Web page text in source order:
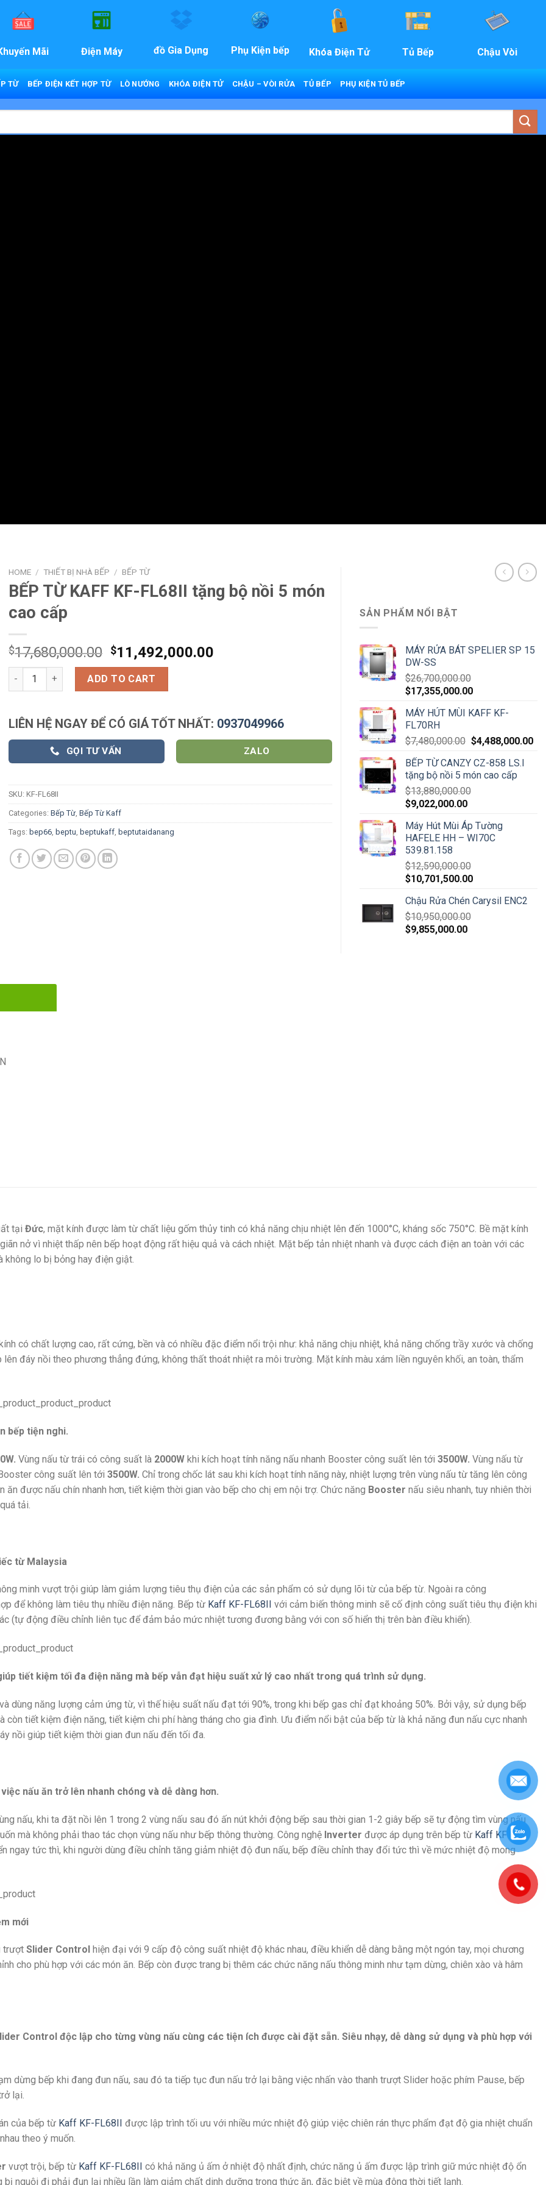
Mãi Điện Máy đồ Gia Dụng Phụ Kiện bếp Khóa Điện Tử Tủ Bếp Chậu Vòi
TỪ BẾP ĐIỆN KẾT HỢP TỪ LÒ NƯỚNG KHÓA ĐIỆN TỬ CHẬU – VÒI RỬA TỦ BẾP PHỤ KIỆN TỦ BẾP
HOME / THIẾT BỊ NHÀ BẾP / BẾP TỪ
BẾP TỪ KAFF KF-FL68II tặng bộ nồi 5 món
cao cấp
$17,680,000.00 $11,492,000.00
BẾP TỪ KAFF KF-FL68II tặng bộ nồi 5 món cao cấp quantity
ADD TO CART
LIÊN HỆ NGAY ĐỂ CÓ GIÁ TỐT NHẤT: 0937049966
GỌI TƯ VẤN ZALO
SKU: KF-FL68II
Categories: Bếp Từ Bếp Từ Kaff
Tags: bep66 beptu beptukaff beptutaidanang
SẢN PHẨM NỔI BẬT
MÁY RỬA BÁT SPELIER SP 15
DW-SS
$26,700,000.00
$17,355,000.00
MÁY HÚT MÙI KAFF KF-
FL70RH
$7,480,000.00 $4,488,000.00
BẾP TỪ CANZY CZ-858 LS.I
tặng bộ nồi 5 món cao cấp
$13,880,000.00
$9,022,000.00
Máy Hút Mùi Áp Tường
HAFELE HH – WI70C
539.81.158
$12,590,000.00
$10,701,500.00
Chậu Rửa Chén Carysil ENC2
$10,950,000.00
$9,855,000.00
tại Đức, mặt kính được làm từ chất liệu gốm thủy tinh có khả năng chịu nhiệt lên đến 1000°C, kháng sốc 750°C. Bề mặt kính
nở vì nhiệt thấp nên bếp hoạt động rất hiệu quả và cách nhiệt. Mặt bếp tản nhiệt nhanh và được cách điện an toàn với các
không lo bị bỏng hay điện giật.
có chất lượng cao, rất cứng, bền và có nhiều đặc điểm nổi trội như: khả năng chịu nhiệt, khả năng chống trầy xước và chống
đáy nồi theo phương thẳng đứng, không thất thoát nhiệt ra môi trường. Mặt kính màu xám liền nguyên khối, an toàn, thẩm
bếp tiện nghi.
Vùng nấu từ trái có công suất là 2000W khi kích hoạt tính năng nấu nhanh Booster công suất lên tới 3500W. Vùng nấu từ
công suất lên tới 3500W. Chỉ trong chốc lát sau khi kích hoạt tính năng này, nhiệt lượng trên vùng nấu từ tăng lên công
được nấu chín nhanh hơn, tiết kiệm thời gian vào bếp cho chị em nội trợ. Chức năng Booster nấu siêu nhanh, tuy nhiên thời
tải.
từ Malaysia
minh vượt trội giúp làm giảm lượng tiêu thụ điện của các sản phẩm có sử dụng lõi từ của bếp từ. Ngoài ra công
để không làm tiêu thụ nhiều điện năng. Bếp từ Kaff KF-FL68II
với cảm biến thông minh sẽ cố định công suất tiêu thụ điện khi
(tự động điều chỉnh liên tục để đảm bảo mức nhiệt tương đương bằng với con số hiển thị trên bàn điều khiển).
tiết kiệm tối đa điện năng mà bếp vẫn đạt hiệu suất xử lý cao nhất trong quá trình sử dụng.
dùng năng lượng cảm ứng từ, vì thế hiệu suất nấu đạt tới 90%, trong khi bếp gas chỉ đạt khoảng 50%. Bởi vậy, sử dụng bếp
tiết kiệm điện năng, tiết kiệm chi phí hàng tháng cho gia đình. Ưu điểm nổi bật của bếp từ là khả năng đun nấu cực nhanh
nồi giúp tiết kiệm thời gian đun nấu đến tối đa.
nấu ăn trở lên nhanh chóng và dễ dàng hơn.
nấu, khi ta đặt nồi lên 1 trong 2 vùng nấu sau đó ấn nút khởi động bếp sau thời gian 1-2 giây bếp sẽ tự động tìm vùng nấu
mà không phải thao tác chọn vùng nấu như bếp thông thường. Công nghệ Inverter được áp dụng trên bếp từ Kaff KF-
ngay tức thì, khi người dùng điều chỉnh tăng giảm nhiệt độ đun nấu, bếp điều chỉnh thay đổi tức thì về mức nhiệt độ mong
mới
trượt Slider Control hiện đại với 9 cấp độ công suất nhiệt độ khác nhau, điều khiển dễ dàng bằng một ngón tay, mọi chương
cho phù hợp với các món ăn. Bếp còn được trang bị thêm các chức năng nấu thông minh như tạm dừng, chiên xào và hâm
Control độc lập cho từng vùng nấu cùng các tiện ích được cài đặt sẵn. Siêu nhạy, dễ dàng sử dụng và phù hợp với
dừng bếp khi đang đun nấu, sau đó ta tiếp tục đun nấu trở lại bằng việc nhấn vào thanh trượt Slider hoặc phím Pause, bếp
lại.
của bếp từ Kaff KF-FL68II được lập trình tối ưu với nhiều mức nhiệt độ giúp việc chiên rán thực phẩm đạt độ gia nhiệt chuẩn
theo ý muốn.
vượt trội, bếp từ Kaff KF-FL68II có khả năng ủ ấm ở nhiệt độ nhất định, chức năng ủ ấm được lập trình giữ mức nhiệt độ ổn
nguội đi phải đun lại nhiều lần làm giảm chất dinh dưỡng trong thức ăn, đặc biệt về mùa đông thời tiết lạnh.